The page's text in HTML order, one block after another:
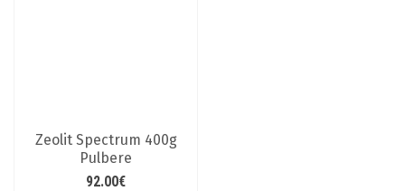
Zeolit Spectrum 400g
Pulbere
92.00€